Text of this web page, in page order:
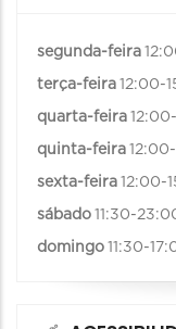
segunda-feira
terça-feira 12:00-
quarta-feira
quinta-feira
sexta-feira 12:00-
sábado 11:30-
domingo 11:30-